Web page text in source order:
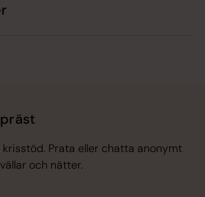
Prata eller chatta anonymt
och nätter.